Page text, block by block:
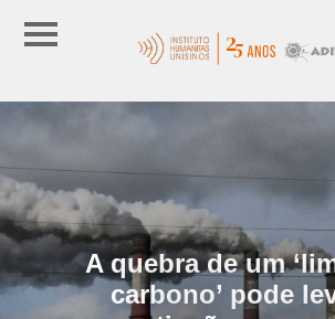
A quebra de um
carbono’ pode